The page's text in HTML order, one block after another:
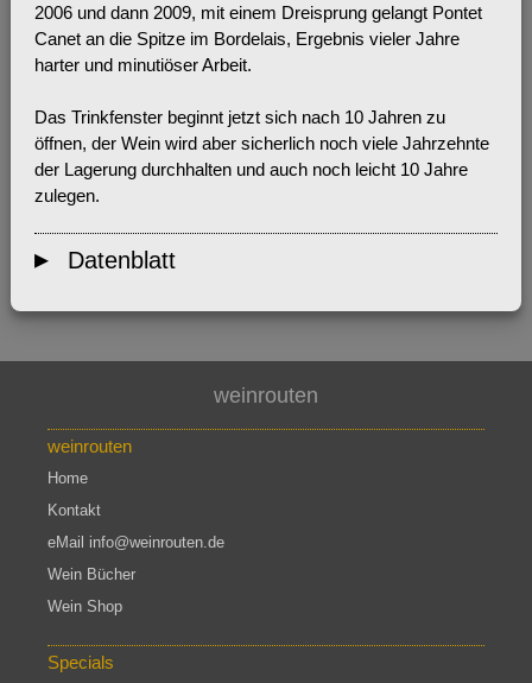
2006 und dann 2009, mit einem Dreisprung gelangt Pontet
Canet an die Spitze im Bordelais, Ergebnis vieler Jahre
harter und minutiöser Arbeit.
Das Trinkfenster beginnt jetzt sich nach 10 Jahren zu
öffnen, der Wein wird aber sicherlich noch viele Jahrzehnte
der Lagerung durchhalten und auch noch leicht 10 Jahre
zulegen.
Datenblatt
weinrouten
weinrouten
Home
Kontakt
eMail info@weinrouten.de
Wein Bücher
Wein Shop
Specials